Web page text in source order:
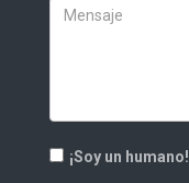
¡Soy un humano!